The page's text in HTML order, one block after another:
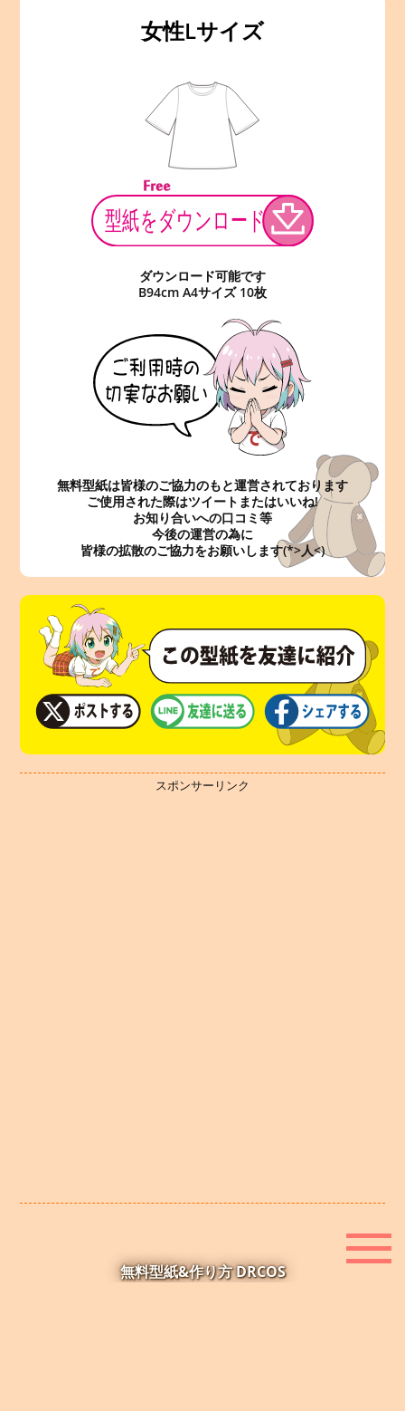
女性Lサイズ
ダウンロード可能です
B94cm A4サイズ 10枚
無料型紙は皆様のご協力のもと運営されております
ご使用された際はツイートまたはいいね!
お知り合いへの口コミ等
今後の運営の為に
皆様の拡散のご協力をお願いします(*>人<)
スポンサーリンク
無料型紙&作り方 DRCOS